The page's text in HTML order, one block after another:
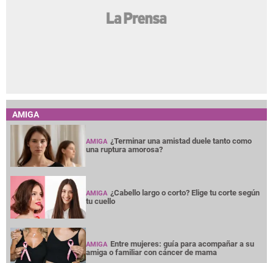
AMIGA
AMIGA ¿Terminar una amistad duele tanto como
una ruptura amorosa?
AMIGA ¿Cabello largo o corto? Elige tu corte según
tu cuello
AMIGA Entre mujeres: guía para acompañar a su
amiga o familiar con cáncer de mama